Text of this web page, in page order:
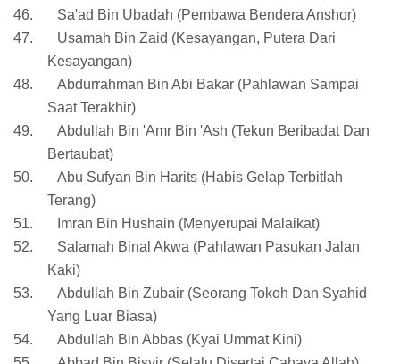
46.
Sa'ad Bin Ubadah (Pembawa Bendera Anshor)
47.
Usamah Bin Zaid (Kesayangan, Putera Dari
Kesayangan)
48.
Abdurrahman Bin Abi Bakar (Pahlawan Sampai
Saat Terakhir)
49.
Abdullah Bin 'Amr Bin 'Ash (Tekun Beribadat Dan
Bertaubat)
50.
Abu Sufyan Bin Harits (Habis Gelap Terbitlah
Terang)
51.
Imran Bin Hushain (Menyerupai Malaikat)
52.
Salamah Binal Akwa (Pahlawan Pasukan Jalan
Kaki)
53.
Abdullah Bin Zubair (Seorang Tokoh Dan Syahid
Yang Luar Biasa)
54.
Abdullah Bin Abbas (Kyai Ummat Kini)